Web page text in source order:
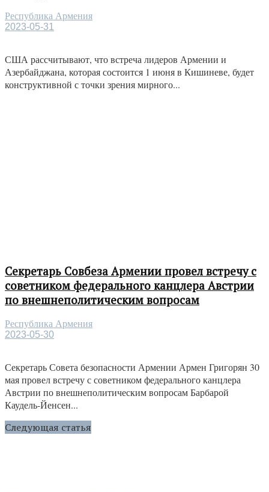
Республика Армения
2023-05-31
США рассчитывают, что встреча лидеров Армении и
Азербайджана, которая состоится 1 июня в Кишиневе, будет
конструктивной с точки зрения мирного...
Секретарь Совбеза Армении провел встречу с
советником федерального канцлера Австрии
по внешнеполитическим вопросам
Республика Армения
2023-05-30
Секретарь Совета безопасности Армении Армен Григорян 30
мая провел встречу с советником федерального канцлера
Австрии по внешнеполитическим вопросам Барбарой
Каудель-Йенсен...
Следующая статья